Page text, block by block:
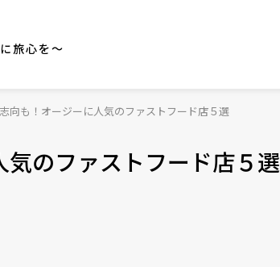
旅心を～
向も！オージーに人気のファストフード店５選
のファストフード店５選